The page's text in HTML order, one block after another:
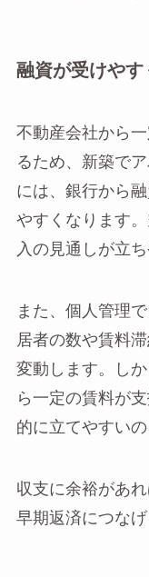
融資が受けやす
不動産会社から
るため、新築で
には、銀行から
やすくなります
入の見通しが立
また、個人管理
居者の数や賃料
変動します。し
ら一定の賃料が
的に立てやすい
収支に余裕があ
早期返済につな